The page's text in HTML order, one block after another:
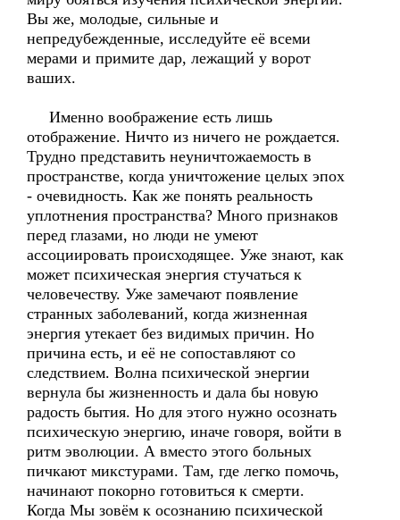
Вы же, молодые, сильные и
непредубежденные, исследуйте её всеми
мерами и примите дар, лежащий у ворот
ваших.
Именно воображение есть лишь
отображение. Ничто из ничего не рождается.
Трудно представить неуничтожаемость в
пространстве, когда уничтожение целых эпох
- очевидность. Как же понять реальность
уплотнения пространства? Много признаков
перед глазами, но люди не умеют
ассоциировать происходящее. Уже знают, как
может психическая энергия стучаться к
человечеству. Уже замечают появление
странных заболеваний, когда жизненная
энергия утекает без видимых причин. Но
причина есть, и её не сопоставляют со
следствием. Волна психической энергии
вернула бы жизненность и дала бы новую
радость бытия. Но для этого нужно осознать
психическую энергию, иначе говоря, войти в
ритм эволюции. А вместо этого больных
пичкают микстурами. Там, где легко помочь,
начинают покорно готовиться к смерти.
Когда Мы зовём к осознанию психической